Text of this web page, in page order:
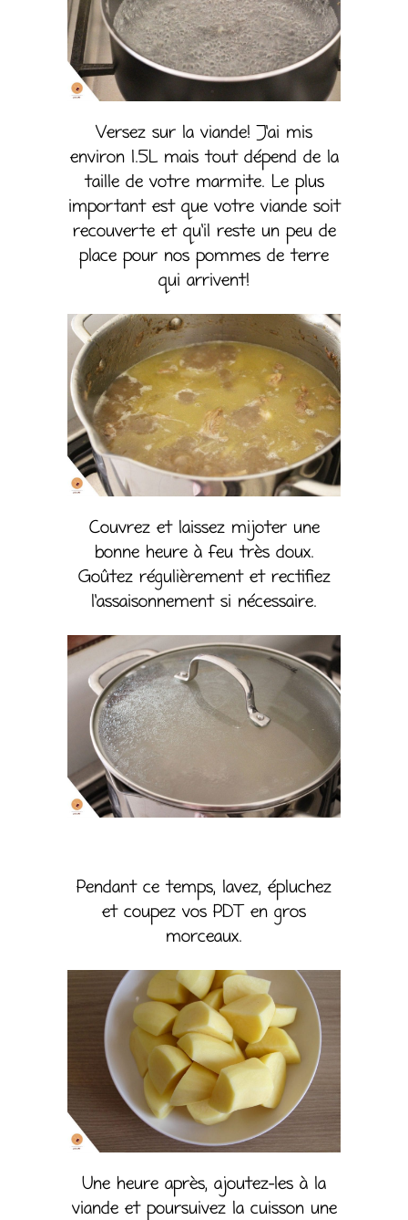
Versez sur la viande! J’ai mis
environ 1.5L mais tout dépend de la
taille de votre marmite. Le plus
important est que votre viande soit
recouverte et qu’il reste un peu de
place pour nos pommes de terre
qui arrivent!
Couvrez et laissez mijoter une
bonne heure à feu très doux.
Goûtez régulièrement et rectifiez
l’assaisonnement si nécessaire.
Pendant ce temps, lavez, épluchez
et coupez vos PDT en gros
morceaux.
Une heure après, ajoutez-les à la
viande et poursuivez la cuisson une